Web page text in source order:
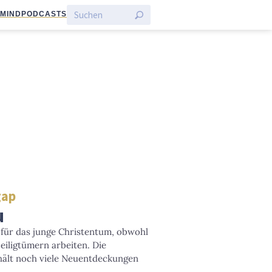
PODCASTS
das junge Christentum, obwohl
arbeiten. Die
noch viele Neuentdeckungen